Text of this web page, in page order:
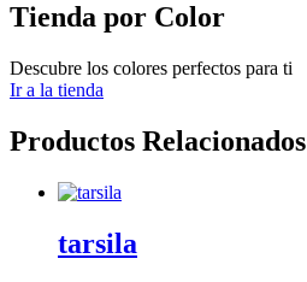
Tienda por Color
Descubre los colores perfectos para ti
Ir a la tienda
Productos Relacionados
tarsila